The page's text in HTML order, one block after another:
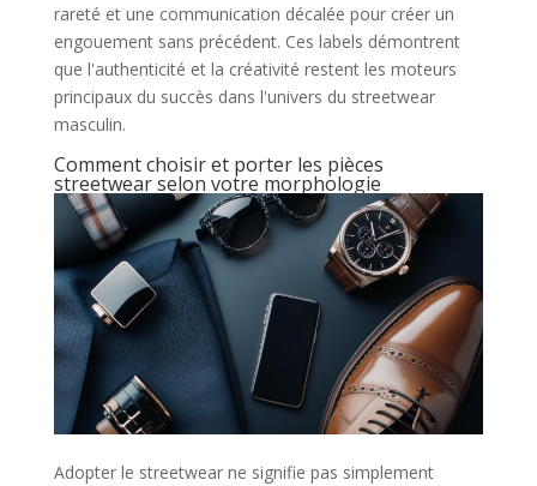
rareté et une communication décalée pour créer un
engouement sans précédent. Ces labels démontrent
que l'authenticité et la créativité restent les moteurs
principaux du succès dans l'univers du streetwear
masculin.
Comment choisir et porter les pièces
streetwear selon votre morphologie
Adopter le streetwear ne signifie pas simplement